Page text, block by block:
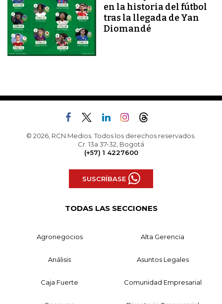
en la historia del fútbol
tras la llegada de Yan
Diomandé
© 2026, RCN Medios. Todos los derechos reservados.
Cr. 13a 37-32, Bogotá
(+57) 1 4227600
SUSCRÍBASE
TODAS LAS SECCIONES
Agronegocios Alta Gerencia
Análisis Asuntos Legales
Caja Fuerte Comunidad Empresarial